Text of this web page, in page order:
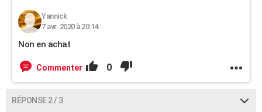
Yannick
7 avr. 2020 à 20:14
Non en achat
Commenter 0
RÉPONSE 2 / 3